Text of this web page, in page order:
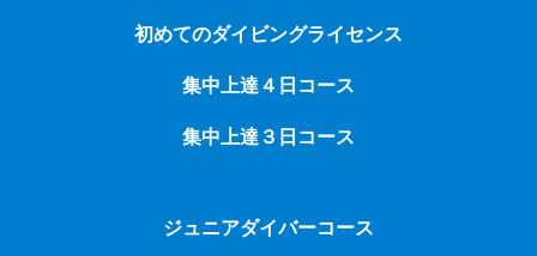
初めてのダイビングライセンス
集中上達４日コース
集中上達３日コース
ジュニアダイバーコース